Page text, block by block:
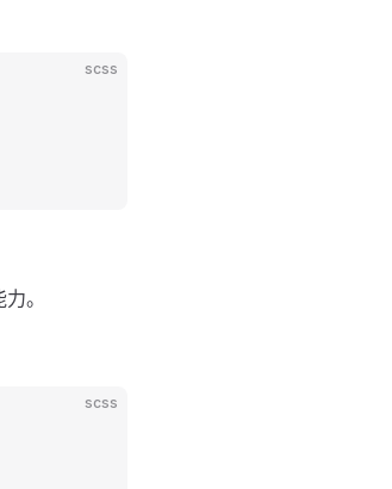
scss
。
scss